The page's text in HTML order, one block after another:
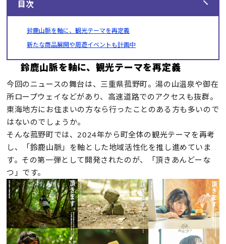
目次
鈴鹿山脈を軸に、観光テーマを再定義
新たな商品展開や周遊イベントも計画中
鈴鹿山脈を軸に、観光テーマを再定義
今回のニュースの舞台は、三重県菰野町。湯の山温泉や御在
所ロープウェイなどがあり、高速道路でのアクセスも抜群。
東海地方にお住まいの方なら行ったことのある方も多いので
はないのでしょうか。
そんな菰野町では、2024年から町全体の観光テーマを再考
し、「鈴鹿山脈」を軸とした地域活性化を推し進めていま
す。その第一弾として開発されたのが、「頂きあんどーな
つ」です。